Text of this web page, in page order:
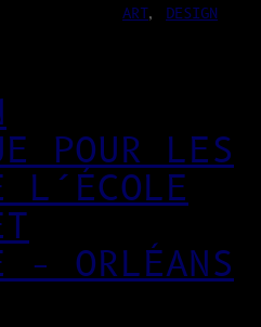
ART, DESIGN
POUR LES
– ORLÉANS